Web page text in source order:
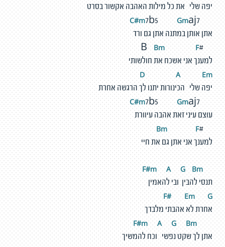
יפה שלי את כל מילות האהבה אקשור בסרט
#m7b5 Gmaj7
אתן אותן במתנה אתן גם ורד
#B
Bm F
למענך אני אשכח את חולשותי
D A Em
יפה שלי הכינורות יתנו לך הרגשה אחרת
#m7b5 Gmaj7
עוצם עיני זאת אהבה עיוורת
#
Bm F
למענך אני אתן גם את חיי
#m A G Bm
תנסי להבין ובי להאמין
F# Em G
אחרת לא אהבתי מלבדך
#m A G Bm
אתן לך שקט נפשי וכח להמשיך